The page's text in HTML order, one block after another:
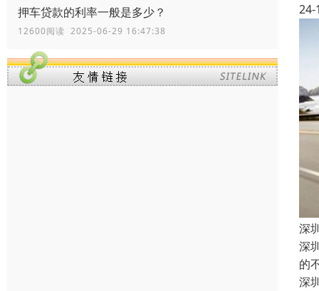
押车贷款的利率一般是多少？
12600阅读 2025-06-29 16:47:38
24-
深
深
的
深